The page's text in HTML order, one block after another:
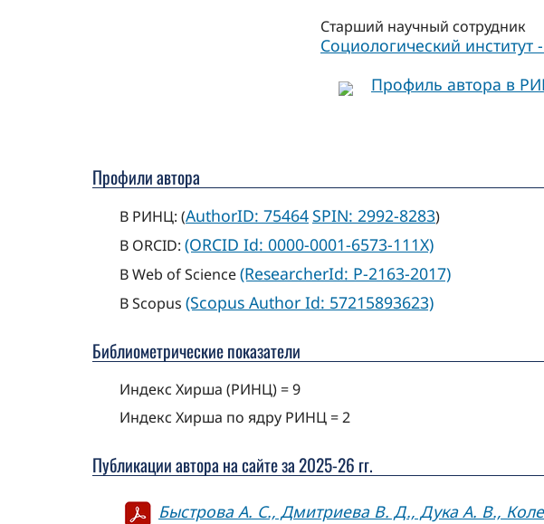
Старший научный сотрудник
Социологический
Профиль автора в
Профили автора
В РИНЦ: (AuthorID: 75464 SPIN: 2992-8283)
В ORCID: (ORCID Id: 0000-0001-6573-111X)
В Web of Science(ResearcherId: P-2163-2017)
В Scopus (Scopus Author Id: 57215893623)
Библиометрические показатели
Индекс Хирша (РИНЦ) = 9
Индекс Хирша по ядру РИНЦ = 2
Публикации автора на сайте за 2025-26 гг.
Быстрова А. С., Дмитриева В. Д., Дука А. В.,